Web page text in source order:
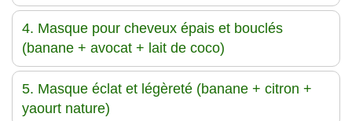
4. Masque pour cheveux épais et bouclés
(banane + avocat + lait de coco)
5. Masque éclat et légèreté (banane + citron +
yaourt nature)